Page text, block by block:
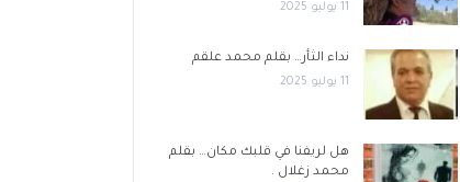
11 يوليو 2025
نداء الثأر… بقلم محمد علقم
11 يوليو 2025
هل لريفنا في قلبك مكان… بقلم
محمد زغلال .